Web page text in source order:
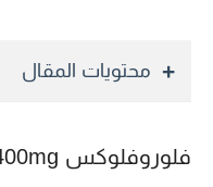
محتويات المقال